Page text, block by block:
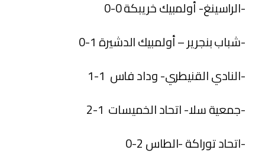
-الراسينغ- أولمبيك خريبكة 0-0
-شباب بنجرير – أولمبيك الدشيرة 1-0
-النادي القنيطري- وداد فاس 1-1
-جمعية سلا- اتحاد الخميسات 1-2
-اتحاد توراكة -الطاس 2-0